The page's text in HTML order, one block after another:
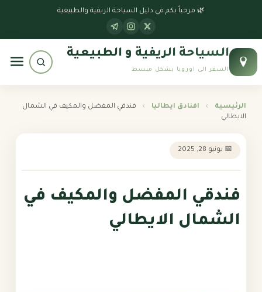
🌿 مرحباً بكم في دليل السياحة الريفية والطبيعية
السياحة الريفية و الطبيعية
السفر الى اوروبا بشكل مبسط
جداول سياحية
بوابة النمسا
بوابة سويسرا
الرئيسية › افنادق ايطاليا ›
فندقي المفضل والمكيف في الشمال
الايطالي
📅 يونيو 28, 2025
فندقي المفضل والمكيف في
الشمال الايطالي